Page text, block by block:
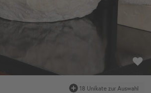
18 Unikate zur Auswahl